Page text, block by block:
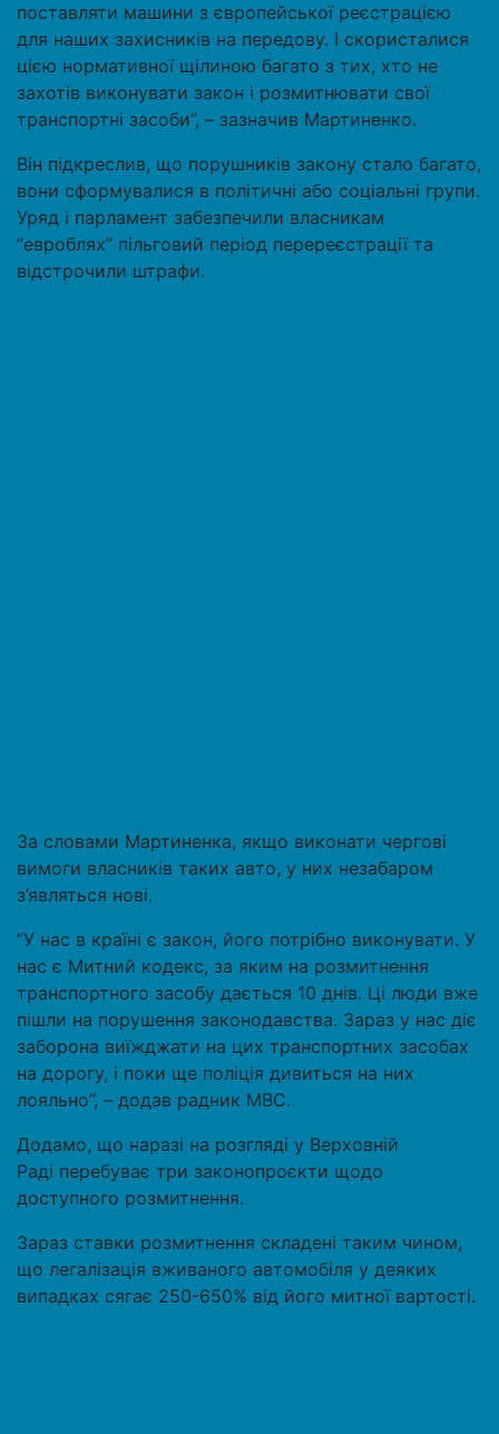
поставляти машини з європейської реєстрацією
для наших захисників на передову. І скористалися
цією нормативної щілиною багато з тих, хто не
захотів виконувати закон і розмитнювати свої
транспортні засоби”, – зазначив Мартиненко.
Він підкреслив, що порушників закону стало багато,
вони сформувалися в політичні або соціальні групи.
Уряд і парламент забезпечили власникам
“евроблях” пільговий період перереєстрації та
відстрочили штрафи.
За словами Мартиненка, якщо виконати чергові
вимоги власників таких авто, у них незабаром
з’являться нові.
“У нас в країні є закон, його потрібно виконувати. У
нас є Митний кодекс, за яким на розмитнення
транспортного засобу дається 10 днів. Ці люди вже
пішли на порушення законодавства. Зараз у нас діє
заборона виїжджати на цих транспортних засобах
на дорогу, і поки ще поліція дивиться на них
лояльно”, – додав радник МВС.
Додамо, що наразі на розгляді у Верховній
Раді перебуває три законопроєкти щодо
доступного розмитнення.
Зараз ставки розмитнення складені таким чином,
що легалізація вживаного автомобіля у деяких
випадках сягає 250-650% від його митної вартості.